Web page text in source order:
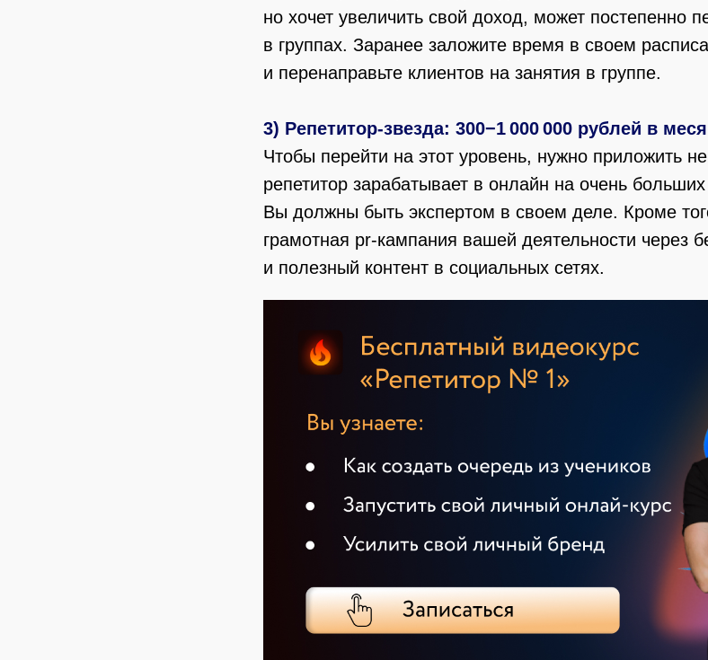
но хочет увеличить свой доход, может постепенно
в группах. Заранее заложите время в своем
и перенаправьте клиентов на занятия в группе.
3) Репетитор-звезда: 300−1 000 000 рублей в
Чтобы перейти на этот уровень, нужно приложить
репетитор зарабатывает в онлайн на очень
Вы должны быть экспертом в своем деле. Кроме
грамотная pr-кампания вашей деятельности через
и полезный контент в социальных сетях.